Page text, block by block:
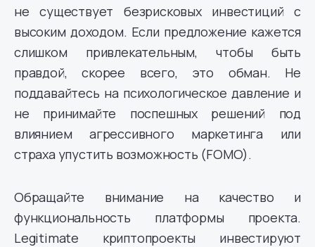
не существует безрисковых инвестиций с
высоким доходом. Если предложение кажется
слишком привлекательным, чтобы быть
правдой, скорее всего, это обман. Не
поддавайтесь на психологическое давление и
не принимайте поспешных решений под
влиянием агрессивного маркетинга или
страха упустить возможность (FOMO).
Обращайте внимание на качество и
функциональность платформы проекта.
Legitimate криптопроекты инвестируют